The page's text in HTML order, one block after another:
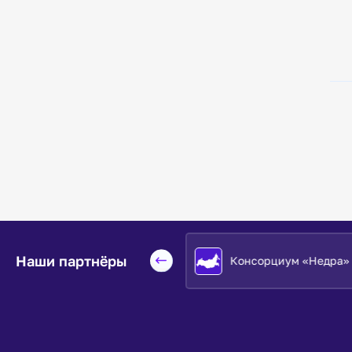
Наши партнёры
Евразийский НОЦ Консорциум «Недра»